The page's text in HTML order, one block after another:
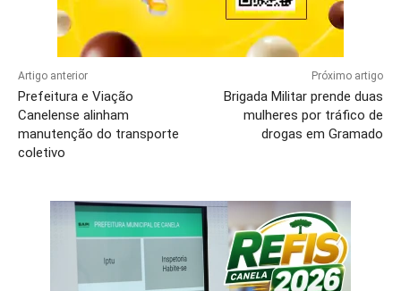
Artigo anterior
Prefeitura e Viação
Canelense alinham
manutenção do transporte
coletivo
Próximo artigo
Brigada Militar prende duas
mulheres por tráfico de
drogas em Gramado